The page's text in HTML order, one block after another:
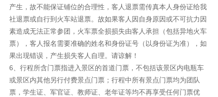
产生，故不能保证铺位的合理性，客人退票需传真本人身份证给我
社退票或自行到火车站退票。故如果客人因自身原因或不可抗力因
素造成无法正常参团，火车票全损损失由客人承担（包括异地火车
票），客人报名需要准确的姓名和身份证号（以身份证为准），如
果出现错误，产生损失客人自理。请谅解！
6、行程所含门票指进入景区的首道门票，不包括该景区内电瓶车
或景区内其他另行付费景点门票；行程中所有景点门票均为团队
票，学生证、军官证、教师证、老年证等均不再享受任何门票优